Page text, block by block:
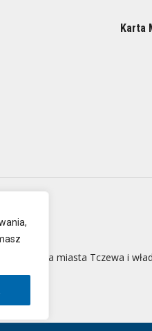
Karta
strona miasta Tczewa i